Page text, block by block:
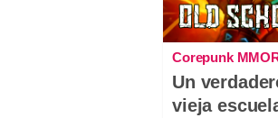
Corepunk
Un
vieja